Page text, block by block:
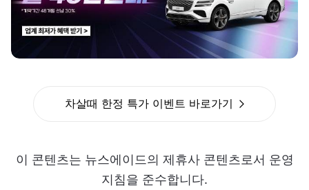
차살때 한정 특가 이벤트 바로가기
이 콘텐츠는 뉴스에이드의 제휴사 콘텐츠로서 운영
지침을 준수합니다.